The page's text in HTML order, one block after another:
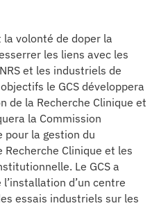
volonté de doper la
les liens avec les
et les industriels de
le GCS développera
de la Recherche Clinique et
la Commission
pour la gestion du
Clinique et les
Le GCS a
d’un centre
essais industriels sur les